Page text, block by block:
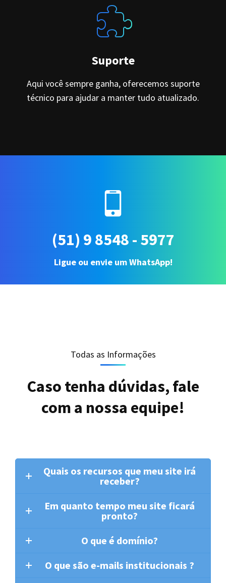
Suporte
Aqui você sempre ganha, oferecemos suporte
técnico para ajudar a manter tudo atualizado.
(51) 9 8548 - 5977
Ligue ou envie um WhatsApp!
Todas as Informações
Caso tenha dúvidas, fale
com a nossa equipe!
Quais os recursos que meu site irá
receber?
Em quanto tempo meu site ficará
pronto?
O que é domínio?
O que são e-mails institucionais ?